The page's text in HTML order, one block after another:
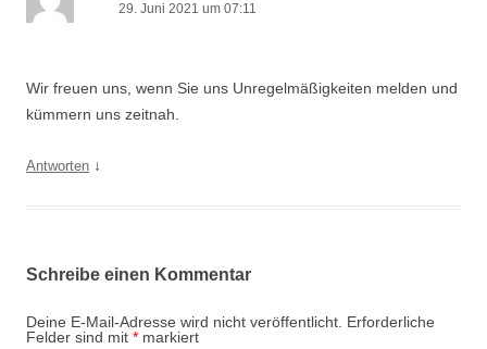
29. Juni 2021 um 07:11
Wir freuen uns, wenn Sie uns Unregelmäßigkeiten melden und
kümmern uns zeitnah.
Antworten ↓
Schreibe einen Kommentar
Deine E-Mail-Adresse wird nicht veröffentlicht. Erforderliche
Felder sind mit * markiert